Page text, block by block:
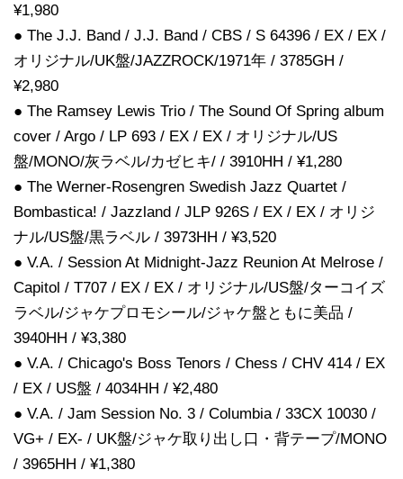
¥1,980
● The J.J. Band / J.J. Band / CBS / S 64396 / EX / EX /
オリジナル/UK盤/JAZZROCK/1971年 / 3785GH /
¥2,980
● The Ramsey Lewis Trio / The Sound Of Spring album
cover / Argo / LP 693 / EX / EX / オリジナル/US
盤/MONO/灰ラベル/カゼヒキ/ / 3910HH / ¥1,280
● The Werner-Rosengren Swedish Jazz Quartet /
Bombastica! / Jazzland / JLP 926S / EX / EX / オリジ
ナル/US盤/黒ラベル / 3973HH / ¥3,520
● V.A. / Session At Midnight-Jazz Reunion At Melrose /
Capitol / T707 / EX / EX / オリジナル/US盤/ターコイズ
ラベル/ジャケプロモシール/ジャケ盤ともに美品 /
3940HH / ¥3,380
● V.A. / Chicago's Boss Tenors / Chess / CHV 414 / EX
/ EX / US盤 / 4034HH / ¥2,480
● V.A. / Jam Session No. 3 / Columbia / 33CX 10030 /
VG+ / EX- / UK盤/ジャケ取り出し口・背テープ/MONO
/ 3965HH / ¥1,380